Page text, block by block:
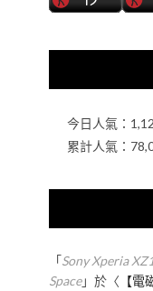
今日人氣：
累計人氣：
「Sony Xperia
Space」於〈 【